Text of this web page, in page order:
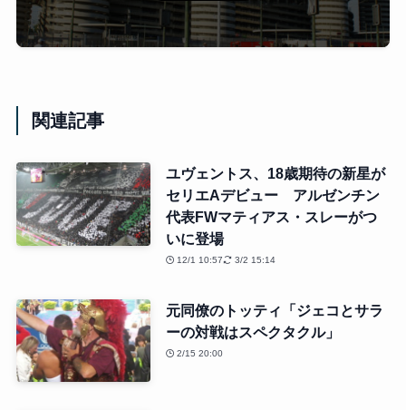
関連記事
ユヴェントス、18歳期待の新星が
セリエAデビュー アルゼンチン
代表FWマティアス・スレーがつ
いに登場
12/1 10:57 3/2 15:14
元同僚のトッティ「ジェコとサラ
ーの対戦はスペクタクル」
2/15 20:00